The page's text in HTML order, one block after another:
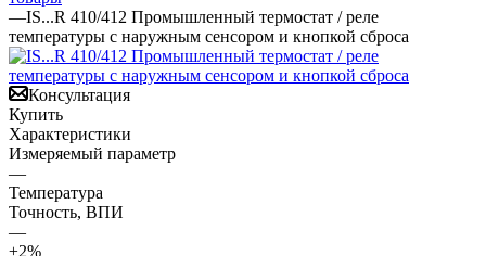
—IS...R 410/412 Промышленный термостат / реле
температуры с наружным сенсором и кнопкой сброса
Консультация
Купить
Характеристики
Измеряемый параметр
—
Температура
Точность, ВПИ
—
±2%